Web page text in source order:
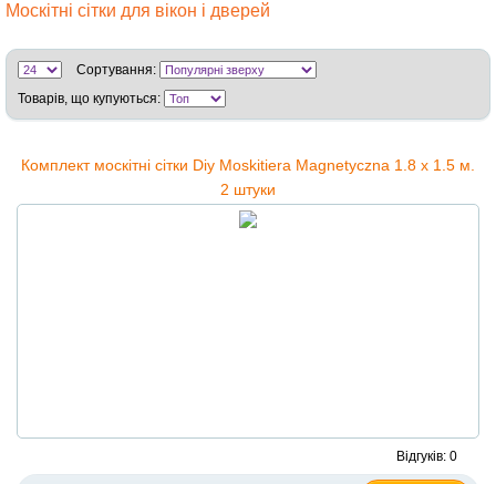
Москітні сітки для вікон і дверей
Сортування:
Товарів, що купуються:
Комплект москітні сітки Diy Moskitiera Magnetyczna 1.8 х 1.5 м.
2 штуки
Відгуків: 0